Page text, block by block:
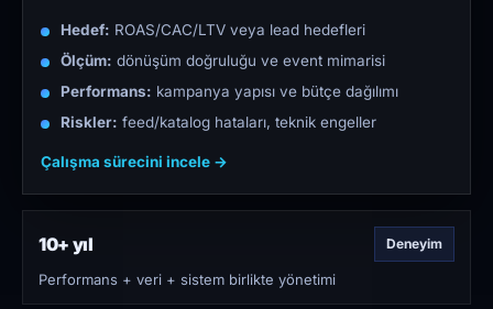
Hedef: ROAS/CAC/LTV veya lead hedefleri
Ölçüm: dönüşüm doğruluğu ve event mimarisi
Performans: kampanya yapısı ve bütçe dağılımı
Riskler: feed/katalog hataları, teknik engeller
Çalışma sürecini incele →
10+ yıl Deneyim
Performans + veri + sistem birlikte yönetimi